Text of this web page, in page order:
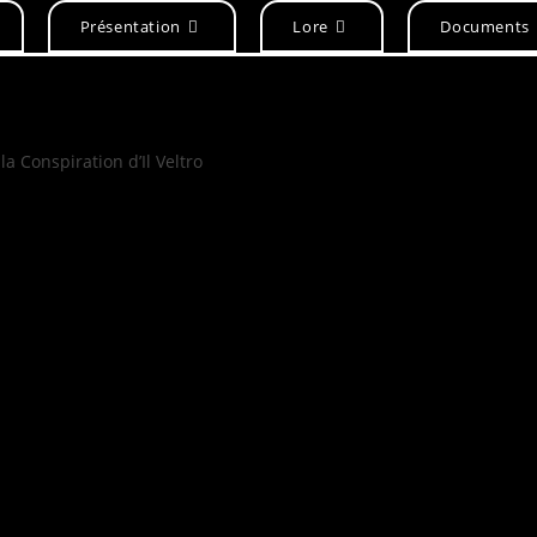
Présentation Lore Documents
Conspiration d’Il Veltro